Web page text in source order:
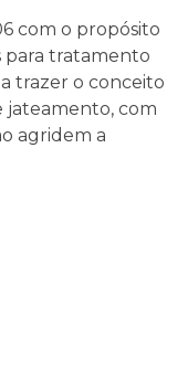
com o propósito
para tratamento
trazer o conceito
jateamento, com
agridem a